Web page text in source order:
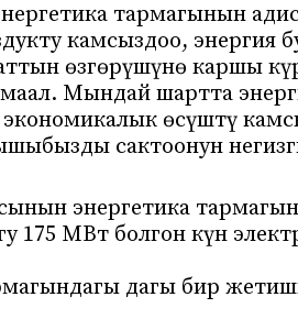
тармагынын
камсыздоо, энергия
өзгөрүшүнө каршы
маал. Мындай шартта
экономикалык өсүштү
сактоонун
энергетика
175 МВт болгон күн
дагы бир